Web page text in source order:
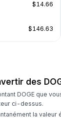
$14.66
$146.63
des
DOGE que
ci-dessus.
la valeur